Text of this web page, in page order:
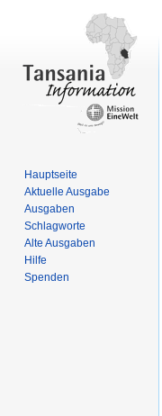
Hauptseite
Aktuelle Ausgabe
Ausgaben
Schlagworte
Alte Ausgaben
Hilfe
Spenden